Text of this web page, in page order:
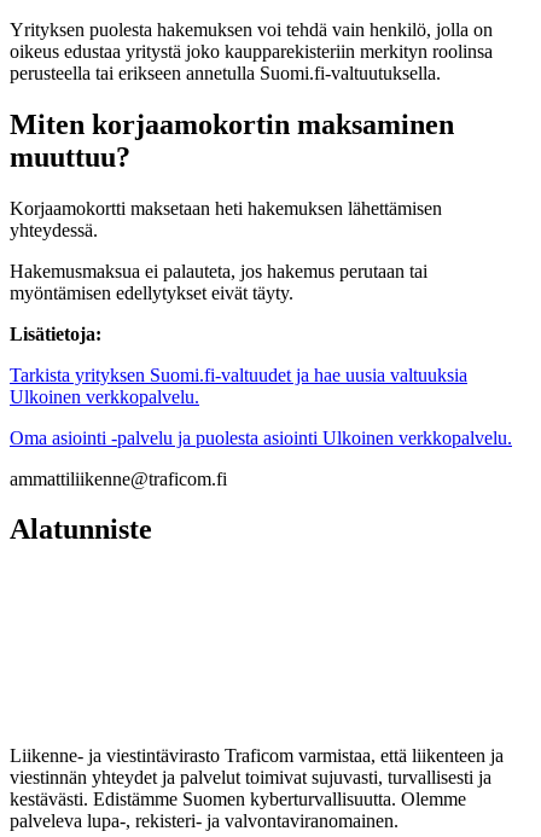
Yrityksen puolesta hakemuksen voi tehdä vain henkilö, jolla on
oikeus edustaa yritystä joko kaupparekisteriin merkityn roolinsa
perusteella tai erikseen annetulla Suomi.fi-valtuutuksella.
Miten korjaamokortin maksaminen
muuttuu?
Korjaamokortti maksetaan heti hakemuksen lähettämisen
yhteydessä.
Hakemusmaksua ei palauteta, jos hakemus perutaan tai
myöntämisen edellytykset eivät täyty.
Lisätietoja:
Tarkista yrityksen Suomi.fi-valtuudet ja hae uusia valtuuksia
Ulkoinen verkkopalvelu.
Oma asiointi -palvelu ja puolesta asiointi Ulkoinen verkkopalvelu.
ammattiliikenne@traficom.fi
Alatunniste
Liikenne- ja viestintävirasto Traficom varmistaa, että liikenteen ja
viestinnän yhteydet ja palvelut toimivat sujuvasti, turvallisesti ja
kestävästi. Edistämme Suomen kyberturvallisuutta. Olemme
palveleva lupa-, rekisteri- ja valvontaviranomainen.